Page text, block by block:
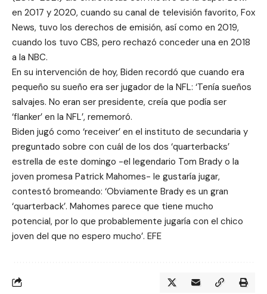
en 2017 y 2020, cuando su canal de televisión favorito, Fox
News, tuvo los derechos de emisión, así como en 2019,
cuando los tuvo CBS, pero rechazó conceder una en 2018
a la NBC.
En su intervención de hoy, Biden recordó que cuando era
pequeño su sueño era ser jugador de la NFL: ‘Tenía sueños
salvajes. No eran ser presidente, creía que podía ser
‘flanker’ en la NFL’, rememoró.
Biden jugó como ‘receiver’ en el instituto de secundaria y
preguntado sobre con cuál de los dos ‘quarterbacks’
estrella de este domingo -el legendario Tom Brady o la
joven promesa Patrick Mahomes- le gustaría jugar,
contestó bromeando: ‘Obviamente Brady es un gran
‘quarterback’. Mahomes parece que tiene mucho
potencial, por lo que probablemente jugaría con el chico
joven del que no espero mucho’. EFE